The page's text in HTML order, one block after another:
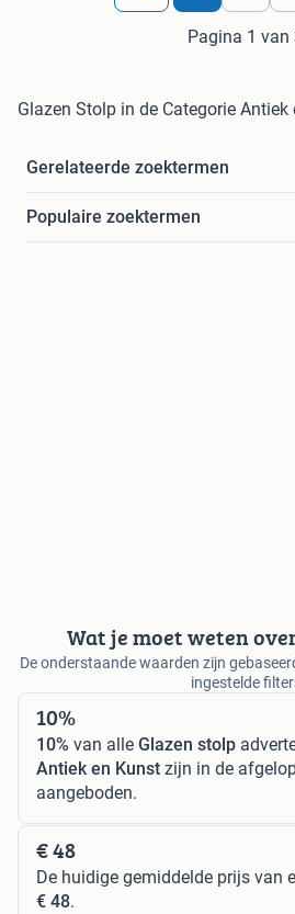
Pagina 1 van
Glazen Stolp in de Categorie Antiek
Gerelateerde zoektermen
Populaire zoektermen
Wat je moet weten
De onderstaande waarden zijn
ingestelde
10%
10% van alle Glazen stolp
Antiek en Kunst zijn in de
aangeboden.
€ 48
De huidige gemiddelde prijs van
€ 48.